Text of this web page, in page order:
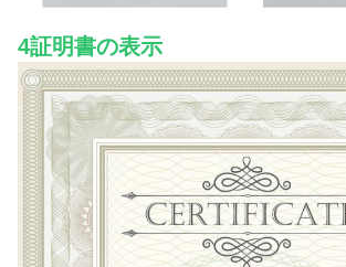
4証明書の表示